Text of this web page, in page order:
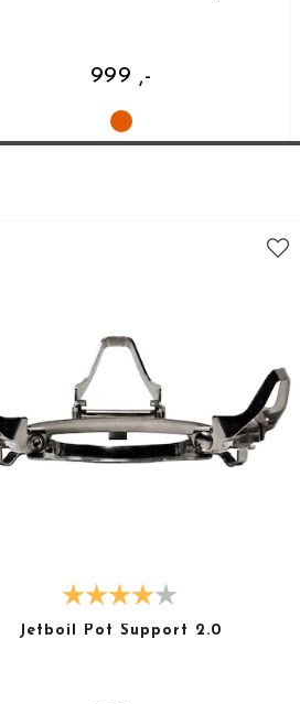
999 ,-
Jetboil Pot Support 2.0